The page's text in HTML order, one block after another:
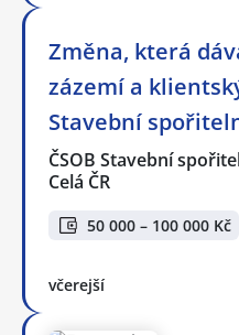
Změna, která
zázemí a
Stavební
ČSOB Stavební
Celá ČR
50 000 – 100 000 Kč
včerejší